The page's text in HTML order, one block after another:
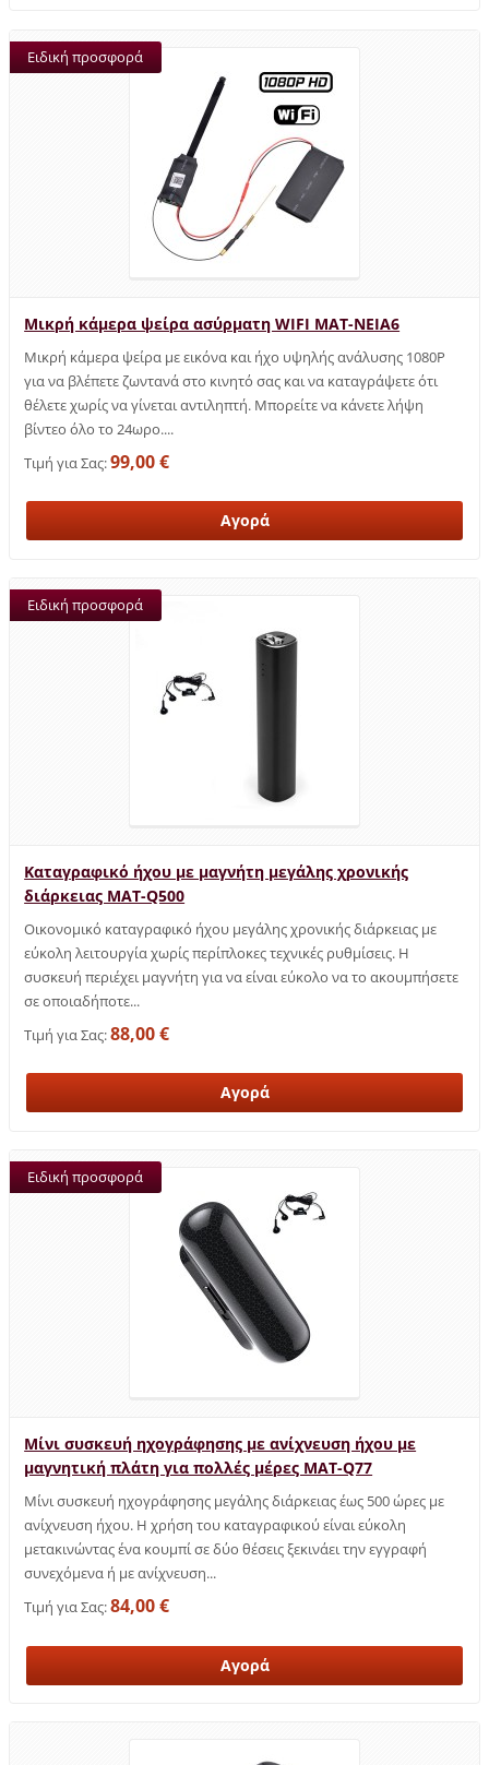
Μικρή κάμερα ψείρα ασύρματη WIFI MAT-NEIA6
Ειδική προσφορά
Μικρή κάμερα ψείρα με εικόνα και ήχο υψηλής ανάλυσης 1080P
για να βλέπετε ζωντανά στο κινητό σας και να καταγράψετε ότι
θέλετε χωρίς να γίνεται αντιληπτή. Μπορείτε να κάνετε λήψη
βίντεο όλο το 24ωρο....
Τιμή για Σας:99,00 €
Καταγραφικό ήχου με μαγνήτη μεγάλης χρονικής
διάρκειας MAT-Q500
Ειδική προσφορά
Οικονομικό καταγραφικό ήχου μεγάλης χρονικής διάρκειας με
εύκολη λειτουργία χωρίς περίπλοκες τεχνικές ρυθμίσεις. Η
συσκευή περιέχει μαγνήτη για να είναι εύκολο να το ακουμπήσετε
σε οποιαδήποτε...
Τιμή για Σας:88,00 €
Μίνι συσκευή ηχογράφησης με ανίχνευση ήχου με
μαγνητική πλάτη για πολλές μέρες MAT-Q77
Ειδική προσφορά
Μίνι συσκευή ηχογράφησης μεγάλης διάρκειας έως 500 ώρες με
ανίχνευση ήχου. Η χρήση του καταγραφικού είναι εύκολη
μετακινώντας ένα κουμπί σε δύο θέσεις ξεκινάει την εγγραφή
συνεχόμενα ή με ανίχνευση...
Τιμή για Σας:84,00 €